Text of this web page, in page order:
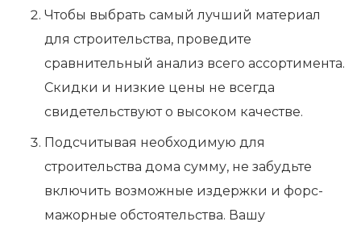
Чтобы выбрать самый лучший материал
для строительства, проведите
сравнительный анализ всего ассортимента.
Скидки и низкие цены не всегда
свидетельствуют о высоком качестве.
Подсчитывая необходимую для
строительства дома сумму, не забудьте
включить возможные издержки и форс-
мажорные обстоятельства. Вашу